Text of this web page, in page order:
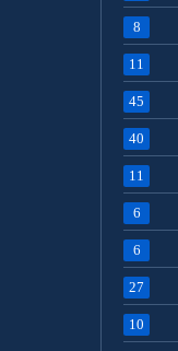
8
11
45
40
11
6
6
27
10